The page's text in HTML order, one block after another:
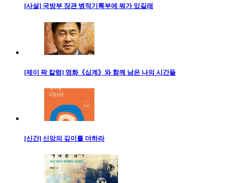
[사설] 국방부 장관 병적기록부에 뭐가 있길래
[제이 팍 칼럼] 영화《십계》와 함께 남은 나의 시간들
[신간] 신앙의 깊이를 더하라